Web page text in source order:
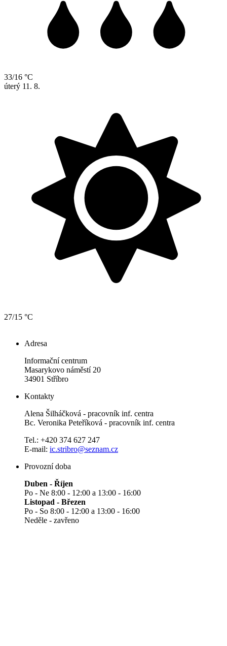
33/16 °C
úterý 11. 8.
27/15 °C
Adresa
Informační centrum
Masarykovo náměstí 20
34901 Stříbro
Kontakty
Alena Šilháčková - pracovník inf. centra
Bc. Veronika Peteříková - pracovník inf. centra
Tel.: +420 374 627 247
E-mail: ic.stribro@seznam.cz
Provozní doba
Duben - Říjen
Po - Ne 8:00 - 12:00 a 13:00 - 16:00
Listopad - Březen
Po - So 8:00 - 12:00 a 13:00 - 16:00
Neděle - zavřeno